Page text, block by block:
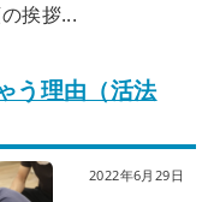
挨拶...
う理由（活法
2022年6月29日